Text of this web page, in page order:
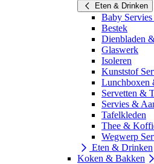
Eten & Drinken
Baby
Bestek
Dienbladen
Glaswerk
Isoleren
Kunststof
Lunchboxen
Servetten &
Servies &
Tafelkleden
Thee &
Wegwerp
Eten & Drinken
Koken & Bakken